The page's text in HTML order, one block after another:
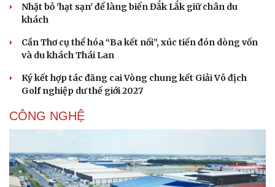
Nhặt bỏ 'hạt sạn' để làng biển Đắk Lắk giữ chân du
khách
Cần Thơ cụ thể hóa “Ba kết nối”, xúc tiến đón dòng vốn
và du khách Thái Lan
Ký kết hợp tác đăng cai Vòng chung kết Giải Vô địch
Golf nghiệp dư thế giới 2027
CÔNG NGHỆ